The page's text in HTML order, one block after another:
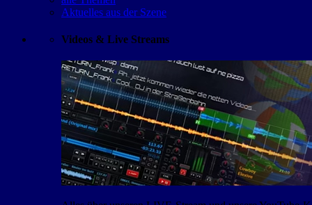
Aktuelles aus der Szene
Videos & Live Streams